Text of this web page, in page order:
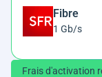
Fibre
1 Gb/s
Frais d'activation